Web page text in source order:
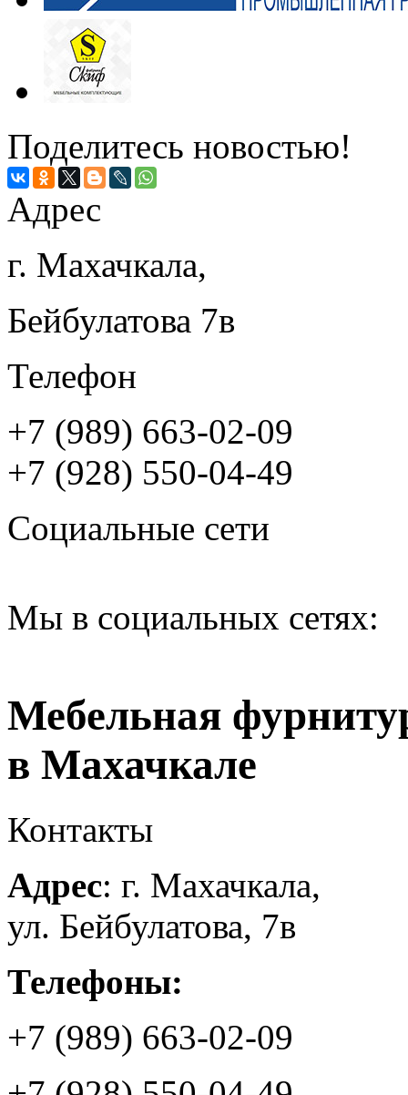
Поделитесь новостью!
Адрес
г. Махачкала,
Бейбулатова 7в
Телефон
+7 (989) 663-02-09
+7 (928) 550-04-49
Социальные сети
Мы в социальных сетях:
Мебельная
в Махачкале
Контакты
Адрес: г. Махачкала,
ул. Бейбулатова, 7в
Телефоны:
+7 (989) 663-02-09